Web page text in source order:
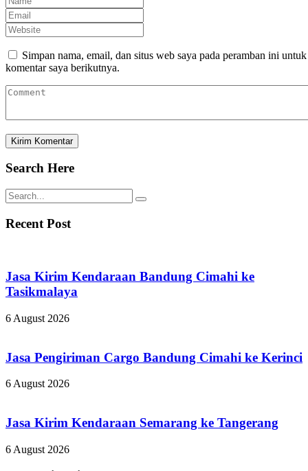
Simpan nama, email, dan situs web saya pada peramban ini untuk
komentar saya berikutnya.
Search Here
Recent Post
Jasa Kirim Kendaraan Bandung Cimahi ke
Tasikmalaya
6 August 2026
Jasa Pengiriman Cargo Bandung Cimahi ke Kerinci
6 August 2026
Jasa Kirim Kendaraan Semarang ke Tangerang
6 August 2026